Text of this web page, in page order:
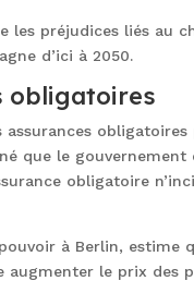
les préjudices liés au
d’ici à 2050.
obligatoires
que le
obligatoire
à Berlin, estime
le prix des